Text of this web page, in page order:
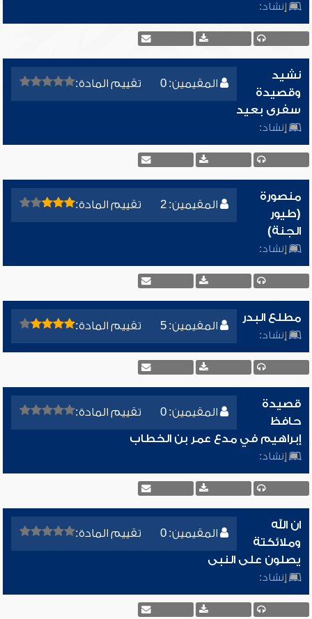
إنشاد:
المقيمين: 0 تقييم المادة:
نشيد
وقصيدة
سفرى بعيد
إنشاد:
المقيمين: 2 تقييم المادة:
منصورة
(طيور
الجنة)
إنشاد:
المقيمين: 5 تقييم المادة:
مطلع البدر
إنشاد:
المقيمين: 0 تقييم المادة:
قصيدة
حافظ
إبراهيم في مدع عمر بن الخطاب
إنشاد:
المقيمين: 0 تقييم المادة:
ان الله
وملائكتة
يصلون على النبى
إنشاد: